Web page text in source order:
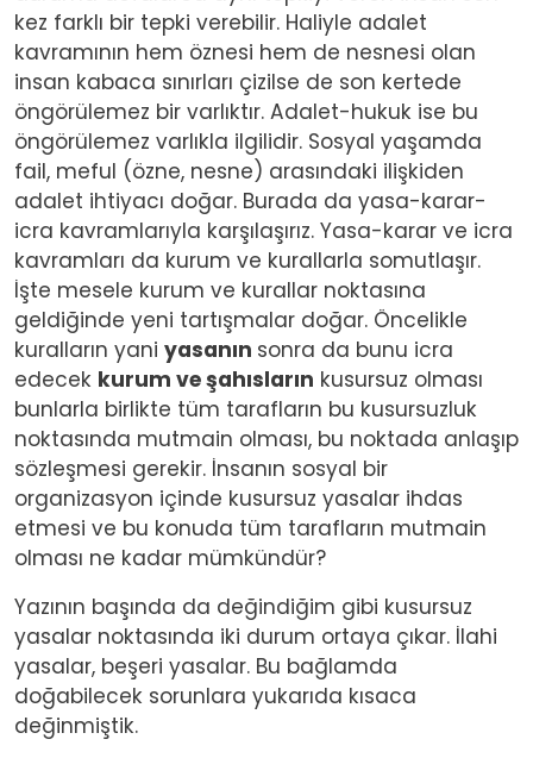
kez farklı bir tepki verebilir. Haliyle adalet
kavramının hem öznesi hem de nesnesi olan
insan kabaca sınırları çizilse de son kertede
öngörülemez bir varlıktır. Adalet-hukuk ise bu
öngörülemez varlıkla ilgilidir. Sosyal yaşamda
fail, meful (özne, nesne) arasındaki ilişkiden
adalet ihtiyacı doğar. Burada da yasa-karar-
icra kavramlarıyla karşılaşırız. Yasa-karar ve icra
kavramları da kurum ve kurallarla somutlaşır.
İşte mesele kurum ve kurallar noktasına
geldiğinde yeni tartışmalar doğar. Öncelikle
kuralların yani yasanın sonra da bunu icra
edecek kurum ve şahısların kusursuz olması
bunlarla birlikte tüm tarafların bu kusursuzluk
noktasında mutmain olması, bu noktada anlaşıp
sözleşmesi gerekir. İnsanın sosyal bir
organizasyon içinde kusursuz yasalar ihdas
etmesi ve bu konuda tüm tarafların mutmain
olması ne kadar mümkündür?
Yazının başında da değindiğim gibi kusursuz
yasalar noktasında iki durum ortaya çıkar. İlahi
yasalar, beşeri yasalar. Bu bağlamda
doğabilecek sorunlara yukarıda kısaca
değinmiştik.